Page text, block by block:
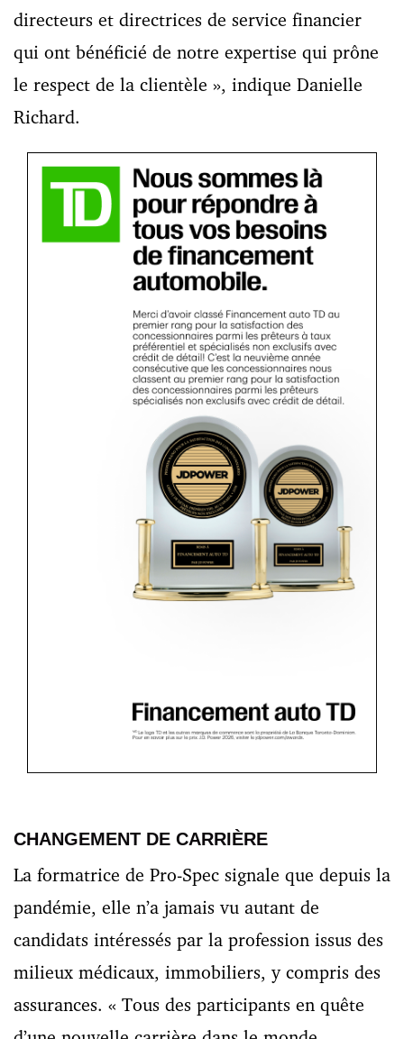
directeurs et directrices de service financier
qui ont bénéficié de notre expertise qui prône
le respect de la clientèle », indique Danielle
Richard.
CHANGEMENT DE CARRIÈRE
La formatrice de Pro-Spec signale que depuis la
pandémie, elle n’a jamais vu autant de
candidats intéressés par la profession issus des
milieux médicaux, immobiliers, y compris des
assurances. « Tous des participants en quête